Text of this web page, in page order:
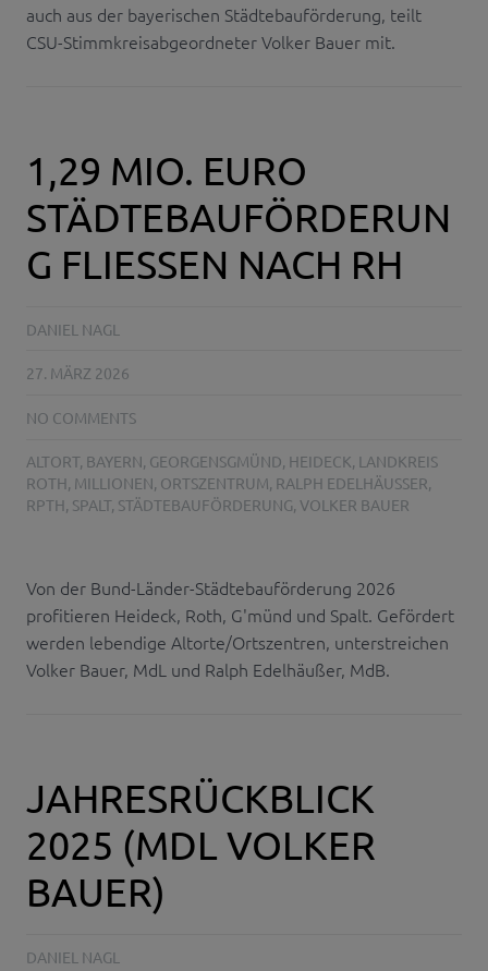
auch aus der bayerischen Städtebauförderung, teilt
CSU-Stimmkreisabgeordneter Volker Bauer mit.
1,29 MIO. EURO
STÄDTEBAUFÖRDERUN
G FLIESSEN NACH RH
DANIEL NAGL
27. MÄRZ 2026
NO COMMENTS
ALTORT, BAYERN, GEORGENSGMÜND, HEIDECK, LANDKREIS
ROTH, MILLIONEN, ORTSZENTRUM, RALPH EDELHÄUSSER
,
RPTH, SPALT, STÄDTEBAUFÖRDERUNG, VOLKER BAUER
Von der Bund-Länder-Städtebauförderung 2026
profitieren Heideck, Roth, G'münd und Spalt. Gefördert
werden lebendige Altorte/Ortszentren, unterstreichen
Volker Bauer, MdL und Ralph Edelhäußer, MdB.
JAHRESRÜCKBLICK
2025 (MDL VOLKER
BAUER)
DANIEL NAGL